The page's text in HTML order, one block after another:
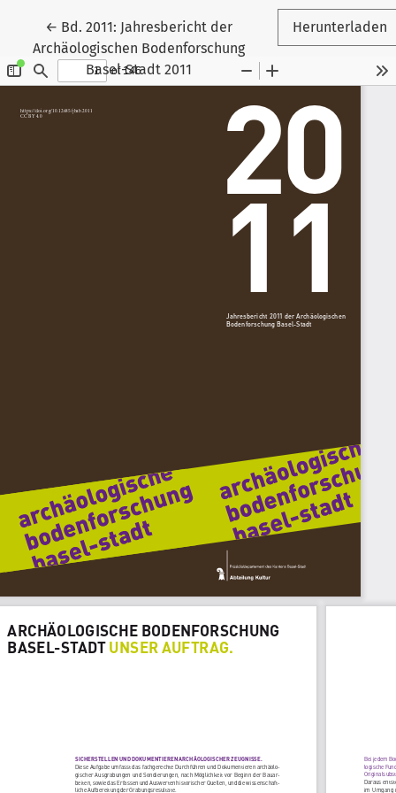
← Zu Artikeldetails zurückkehren
Bd. 2011: Jahresbericht der
Archäologischen Bodenforschung
Basel-Stadt 2011
Herunterladen